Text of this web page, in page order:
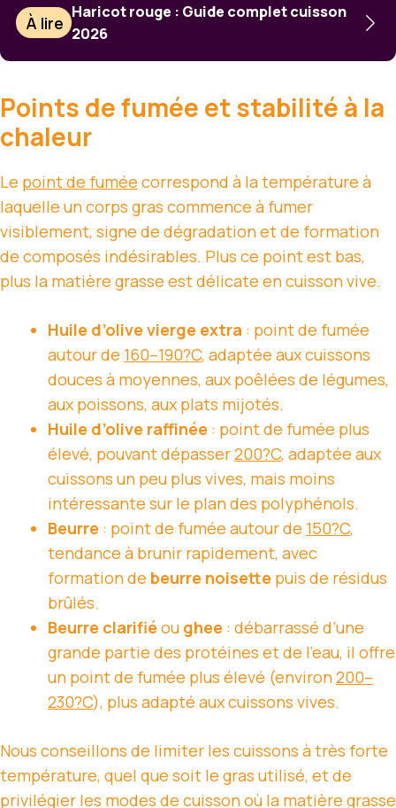
À lire
Haricot rouge : Guide complet cuisson
2026
Points de fumée et stabilité à la
chaleur
Le point de fumée correspond à la température à
laquelle un corps gras commence à fumer
visiblement, signe de dégradation et de formation
de composés indésirables. Plus ce point est bas,
plus la matière grasse est délicate en cuisson vive.
Huile d’olive vierge extra : point de fumée
autour de 160–190?C, adaptée aux cuissons
douces à moyennes, aux poêlées de légumes,
aux poissons, aux plats mijotés.
Huile d’olive raffinée : point de fumée plus
élevé, pouvant dépasser200?C, adaptée aux
cuissons un peu plus vives, mais moins
intéressante sur le plan des polyphénols.
Beurre : point de fumée autour de 150?C,
tendance à brunir rapidement, avec
formation de beurre noisette puis de résidus
brûlés.
Beurre clarifié ou ghee : débarrassé d’une
grande partie des protéines et de l’eau, il offre
un point de fumée plus élevé (environ200–
230?C), plus adapté aux cuissons vives.
Nous conseillons de limiter les cuissons à très forte
température, quel que soit le gras utilisé, et de
privilégier les modes de cuisson où la matière grasse